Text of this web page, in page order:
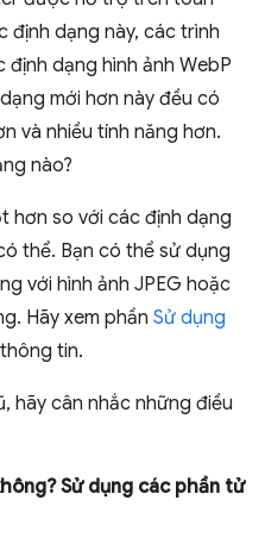
định dạng này, các trình
dạng hình ảnh WebP
mới hơn này đều có
và nhiều tính năng hơn.
nào?
hơn so với các định dạng
thể. Bạn có thể sử dụng
với hình ảnh JPEG hoặc
Hãy xem phần Sử dụng
tin.
hãy cân nhắc những điều
Sử dụng các phần tử